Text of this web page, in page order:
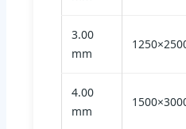
3.00
mm
4.00
mm